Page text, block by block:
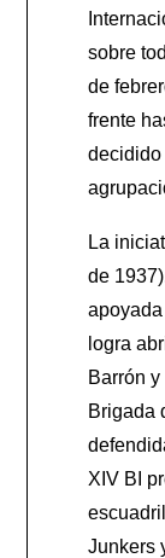
sobre
de
frente
decidido
La
de
logra
Barrón
Brigada
XIV BI
Junkers